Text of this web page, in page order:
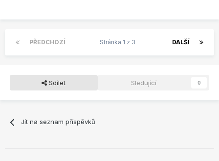
PŘEDCHOZÍ DALŠÍ
Stránka 1 z 3
Sdílet Sledující 0
Jít na seznam příspěvků